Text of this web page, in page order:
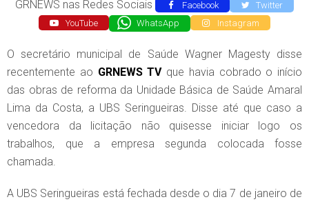
GRNEWS nas Redes Sociais Facebook
Twitter
YouTube
WhatsApp Instagram
O secretário municipal de Saúde Wagner Magesty disse
recentemente ao GRNEWS TVque havia cobrado o início
das obras de reforma da Unidade Básica de Saúde Amaral
Lima da Costa, a UBS Seringueiras. Disse até que caso a
vencedora da licitação não quisesse iniciar logo os
trabalhos, que a empresa segunda colocada fosse
chamada.
A UBS Seringueiras está fechada desde o dia 7 de janeiro de